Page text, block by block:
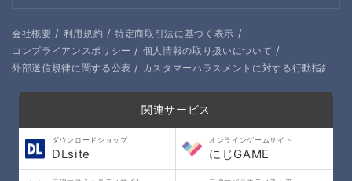
会社概要 / 利用規約 / 特定商取引法に基づく表示 /
コンプライアンスポリシー / 個人情報の取り扱いについて /
外部送信規律に関する公表 / カスタマーハラスメントに対する行動指針
関連サービス
ダウンロードショップ
DLsite
オンラインゲームサイト
にじGAME